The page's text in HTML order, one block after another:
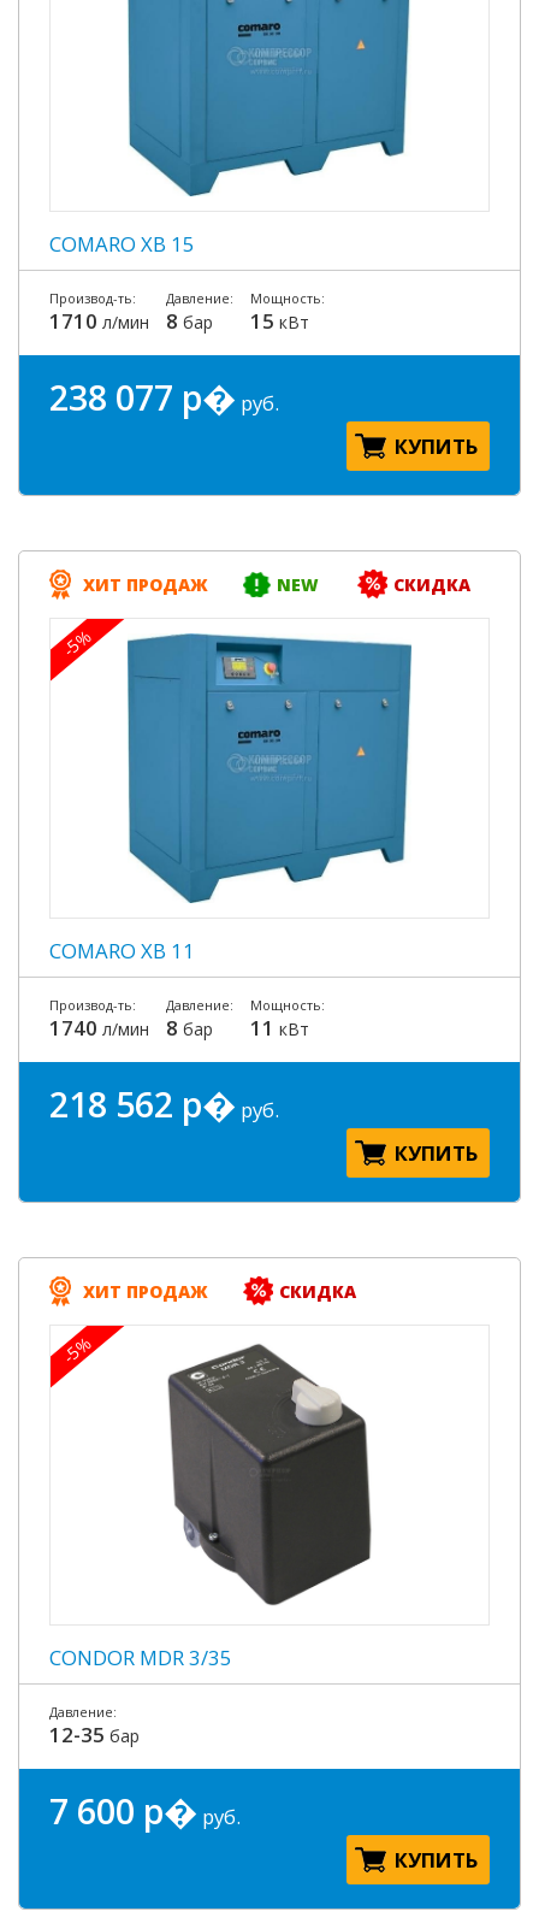
COMARO XB 15
Производ-ть:
1710 л/мин
Давление:
8 бар
Мощность:
15 кВт
238 077 р� руб.
КУПИТЬ
ХИТ ПРОДАЖ NEW СКИДКА
-5%
COMARO XB 11
Производ-ть:
1740 л/мин
Давление:
8 бар
Мощность:
11 кВт
218 562 р� руб.
КУПИТЬ
ХИТ ПРОДАЖ СКИДКА
-5%
CONDOR MDR 3/35
Давление:
12-35 бар
7 600 р� руб.
КУПИТЬ